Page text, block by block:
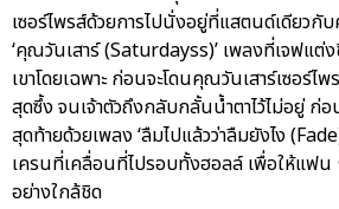
เซอร์ไพรส์ด้วยการไปนั่งอยู่ที่แสตนด์เดียวกั
‘คุณวันเสาร์ (Saturdayss)’ เพลงที่เจฟแ
เขาโดยเฉพาะ ก่อนจะโดนคุณวันเสาร์เซอร์
สุดซึ้ง จนเจ้าตัวถึงกลับกลั้นน้ำตาไว้ไม่อยู่ ก่
สุดท้ายด้วยเพลง ‘ลืมไปแล้วว่าลืมยังไง
เครนที่เคลื่อนที่ไปรอบทั้งฮอลล์ เพื่อให้แฟน
อย่างใกล้ชิด